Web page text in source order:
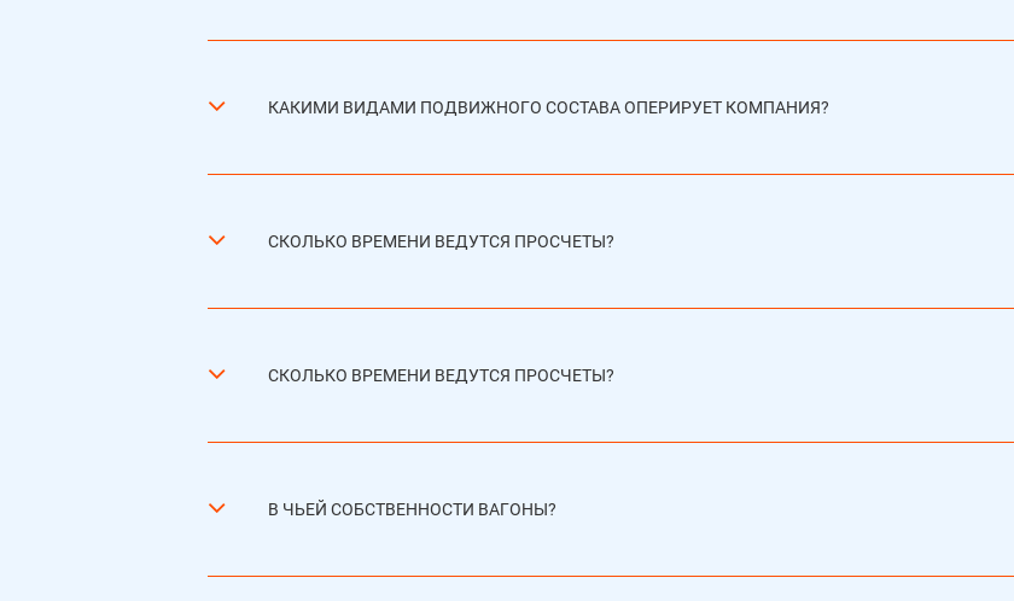
КАКИМИ ВИДАМИ ПОДВИЖНОГО СОСТАВА ОПЕРИРУЕТ КОМПАНИЯ?
СКОЛЬКО ВРЕМЕНИ ВЕДУТСЯ ПРОСЧЕТЫ?
СКОЛЬКО ВРЕМЕНИ ВЕДУТСЯ ПРОСЧЕТЫ?
В ЧЬЕЙ СОБСТВЕННОСТИ ВАГОНЫ?